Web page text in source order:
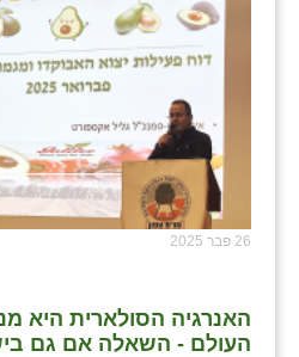
26 פבר 2025
האנרגיה הסולארית היא
העולם - השאלה אם גם